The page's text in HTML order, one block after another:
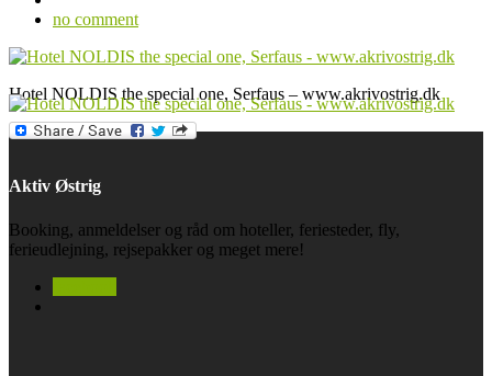
no comment
Hotel NOLDIS the special one, Serfaus – www.akrivostrig.dk
Aktiv Østrig
Booking, anmeldelser og råd om hoteller, feriesteder, fly,
ferieudlejning, rejsepakker og meget mere!